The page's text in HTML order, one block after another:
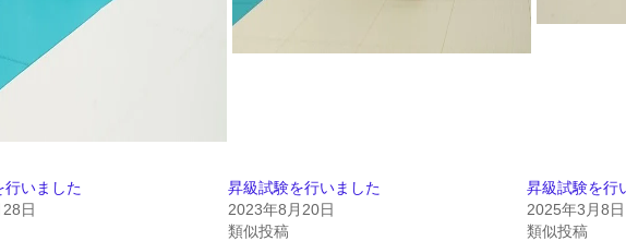
行いました
日
昇級試験を行いました
2023年8月20日
類似投稿
昇級試験を行
2025年3月8日
類似投稿